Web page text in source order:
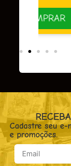
Cadastre seu e-
e promoções.